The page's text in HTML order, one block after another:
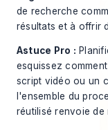
de recherche
résultats et à offrir
Astuce Pro :
esquissez
script vidéo ou un
l'ensemble du
réutilisé renvoie